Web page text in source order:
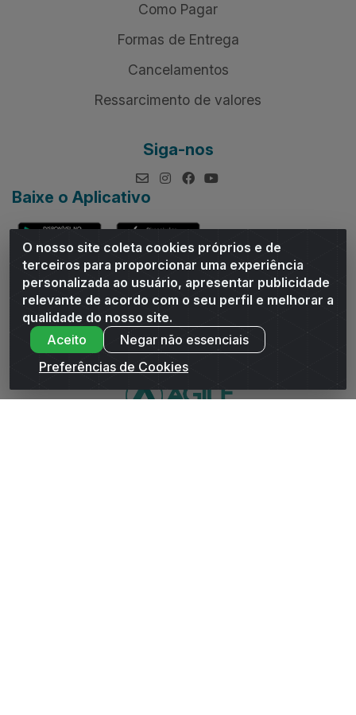
O nosso site coleta cookies próprios e de
terceiros para proporcionar uma experiência
personalizada ao usuário, apresentar publicidade
relevante de acordo com o seu perfil e melhorar a
qualidade do nosso site.
Aceito
Negar não essenciais
Preferências de Cookies
Como Pagar
Formas de Entrega
Cancelamentos
Ressarcimento de valores
Siga-nos
Baixe o Aplicativo
Andrade Distribuidor - ROD AL 110, n° 1401 - Sitio Moco,
Arapiraca/AL - CEP 57319-300 - CNPJ 10.667.481/0001-47